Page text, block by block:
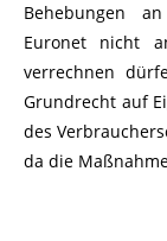
Behebungen
Euronet nicht
verrechnen
Grundrecht auf
des
da die